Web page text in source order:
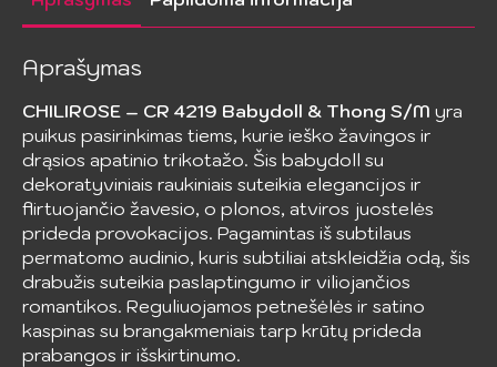
Aprašymas
CHILIROSE – CR 4219 Babydoll & Thong S/M yra
puikus pasirinkimas tiems, kurie ieško žavingos ir
drąsios apatinio trikotažo. Šis babydoll su
dekoratyviniais raukiniais suteikia elegancijos ir
flirtuojančio žavesio, o plonos, atviros juostelės
prideda provokacijos. Pagamintas iš subtilaus
permatomo audinio, kuris subtiliai atskleidžia odą, šis
drabužis suteikia paslaptingumo ir viliojančios
romantikos. Reguliuojamos petnešėlės ir satino
kaspinas su brangakmeniais tarp krūtų prideda
prabangos ir išskirtinumo.